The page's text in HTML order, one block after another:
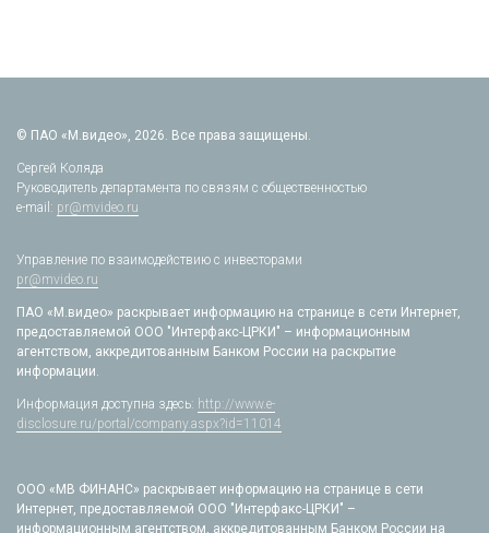
© ПАО «М.видео», 2026. Все права защищены.
Сергей Коляда
Руководитель департамента по связям с общественностью
e-mail: pr@mvideo.ru
Управление по взаимодействию с инвесторами
pr@mvideo.ru
ПАО «М.видео» раскрывает информацию на странице в сети Интернет,
предоставляемой ООО "Интерфакс-ЦРКИ" – информационным
агентством, аккредитованным Банком России на раскрытие
информации.
Информация доступна здесь: http://www.e-
disclosure.ru/portal/company.aspx?id=11014
ООО «МВ ФИНАНС» раскрывает информацию на странице в сети
Интернет, предоставляемой ООО "Интерфакс-ЦРКИ" –
информационным агентством, аккредитованным Банком России на